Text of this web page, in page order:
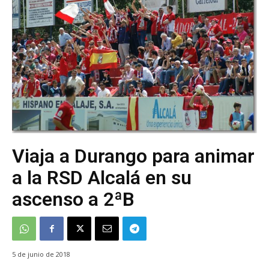
Viaja a Durango para animar
a la RSD Alcalá en su
ascenso a 2ªB
5 de junio de 2018